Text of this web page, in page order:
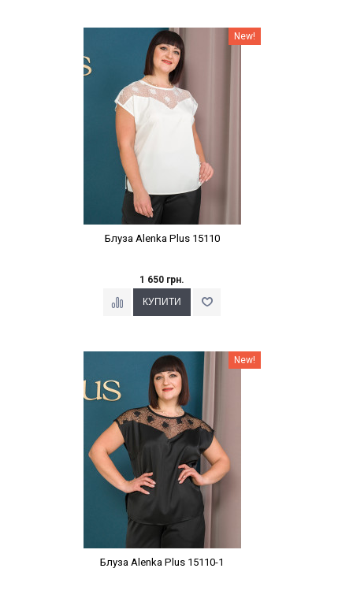
Наклейки Варіант з % New!
Блуза Alenka Plus 15110
1 650 грн.
Наклейки Варіант з % New!
Блуза Alenka Plus 15110-1